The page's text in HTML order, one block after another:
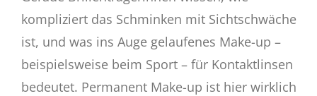
kompliziert das Schminken mit Sichtschwäche
ist, und was ins Auge gelaufenes Make-up –
beispielsweise beim Sport – für Kontaktlinsen
bedeutet. Permanent Make-up ist hier wirklich